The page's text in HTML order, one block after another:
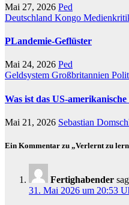
Mai 27, 2026 Ped
Deutschland Kongo
PLandemie-Geflüster
Mai 24, 2026 Ped
Geldsystem Großbritannien
Was ist das US-
Mai 21, 2026 Sebastian
Ein Kommentar zu „Verlernt zu
Fertighabender
31. Mai 2026 um 20:53